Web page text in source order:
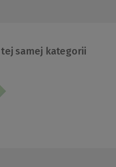
samej kategorii